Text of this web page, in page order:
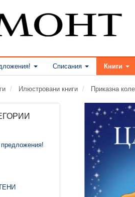
Списания Книги
Илюстровани книги Приказна